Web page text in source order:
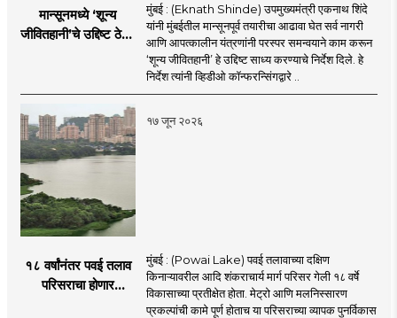
मान्सूनमध्ये ‘शून्य
जीवितहानी’चे उद्दिष्ट ठेवून
शिंदे
मुंबई : (Eknath Shinde) उपमुख्यमंत्री एकनाथ शिंदे
यांनी मुंबईतील मान्सूनपूर्व तयारीचा आढावा घेत सर्व नागरी
आणि आपत्कालीन यंत्रणांनी परस्पर समन्वयाने काम करून
‘शून्य जीवितहानी’ हे उद्दिष्ट साध्य करण्याचे निर्देश दिले. हे
निर्देश त्यांनी व्हिडीओ कॉन्फरन्सिंगद्वारे ..
१७ जून २०२६
१८ वर्षांनंतर पवई तलाव
परिसराचा होणार
मुंबई : (Powai Lake) पवई तलावाच्या दक्षिण
किनाऱ्यावरील आदि शंकराचार्य मार्ग परिसर गेली १८ वर्षे
विकासाच्या प्रतीक्षेत होता. मेट्रो आणि मलनिस्सारण
प्रकल्पांची कामे पूर्ण होताच या परिसराच्या व्यापक पुनर्विकास